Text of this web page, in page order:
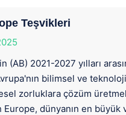
Teşvikleri
2021-2027 yılları
bilimsel ve
zorluklara çözüm
dünyanın en büyük